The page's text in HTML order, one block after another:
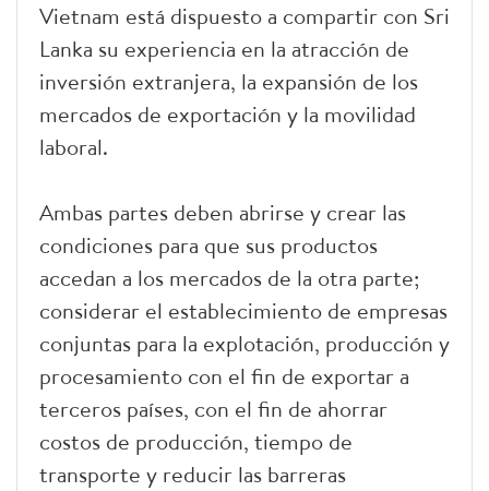
Vietnam está dispuesto a compartir con Sri
Lanka su experiencia en la atracción de
inversión extranjera, la expansión de los
mercados de exportación y la movilidad
laboral.
Ambas partes deben abrirse y crear las
condiciones para que sus productos
accedan a los mercados de la otra parte;
considerar el establecimiento de empresas
conjuntas para la explotación, producción y
procesamiento con el fin de exportar a
terceros países, con el fin de ahorrar
costos de producción, tiempo de
transporte y reducir las barreras